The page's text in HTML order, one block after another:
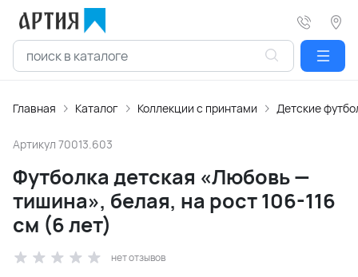
Главная Каталог Коллекции с принтами Детские
Артикул 70013.603
Футболка детская «Любовь —
тишина», белая, на рост 106-116
см (6 лет)
нет отзывов